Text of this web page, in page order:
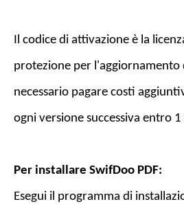
Il codice di attivazione è la
protezione per l'aggiornamento
necessario pagare costi
ogni versione successiva entro
Per installare SwifDoo PDF:
Esegui il programma di